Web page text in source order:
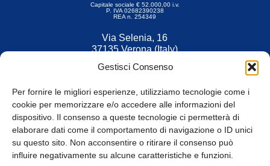
Gestisci Consenso
Per fornire le migliori esperienze, utilizziamo tecnologie come i
cookie per memorizzare e/o accedere alle informazioni del
dispositivo. Il consenso a queste tecnologie ci permetterà di
elaborare dati come il comportamento di navigazione o ID unici
su questo sito. Non acconsentire o ritirare il consenso può
influire negativamente su alcune caratteristiche e funzioni.
Capitale sociale € 52.000,00 i.v.
P. IVA 02682390238
REA n. 254349
Via Selenia, 16
37135 Verona (Italy)
Fax 045 9211599
© Tutti i diritti riservati